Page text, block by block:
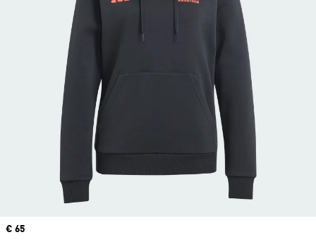
Prix
€ 65